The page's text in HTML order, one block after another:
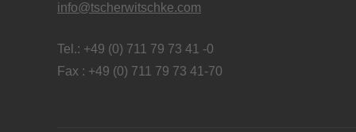
info@tscherwitschke.com
Tel.: +49 (0) 711 79 73 41 -0
Fax : +49 (0) 711 79 73 41-70